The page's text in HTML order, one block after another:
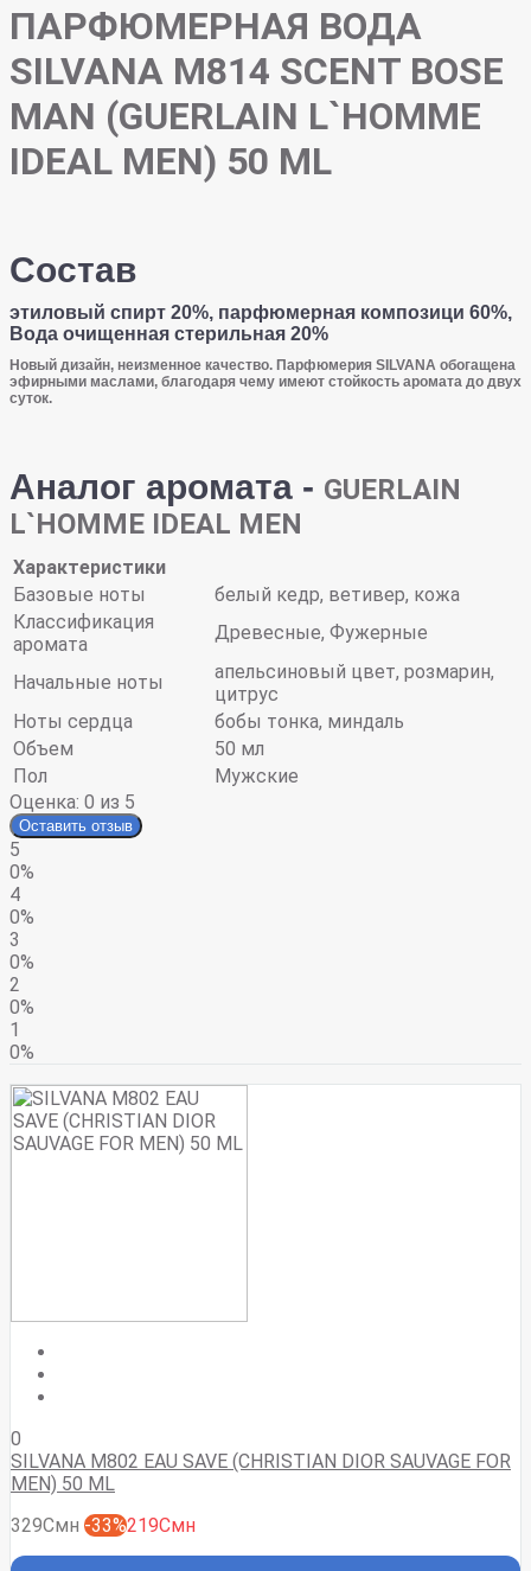
ПАРФЮМЕРНАЯ ВОДА
SILVANA M814 SCENT BOSE
MAN (GUERLAIN L`HOMME
IDEAL MEN) 50 ML
Состав
этиловый спирт 20%, парфюмерная композици 60%,
Вода очищенная стерильная 20%
Новый дизайн, неизменное качество. Парфюмерия SILVANA обогащена
эфирными маслами, благодаря чему имеют стойкость аромата до двух
суток.
Аналог аромата - GUERLAIN
L`HOMME IDEAL MEN
Характеристики
Базовые ноты
белый кедр, ветивер, кожа
Классификация
аромата
Древесные, Фужерные
Начальные ноты
апельсиновый цвет, розмарин,
цитрус
Ноты сердца
бобы тонка, миндаль
Объем
50 мл
Пол
Мужские
Оценка: 0 из 5
Оставить отзыв
5
0%
4
0%
3
0%
2
0%
1
0%
0
SILVANA M802 EAU SAVE (CHRISTIAN DIOR SAUVAGE FOR
MEN) 50 ML
329Смн -33%219Смн